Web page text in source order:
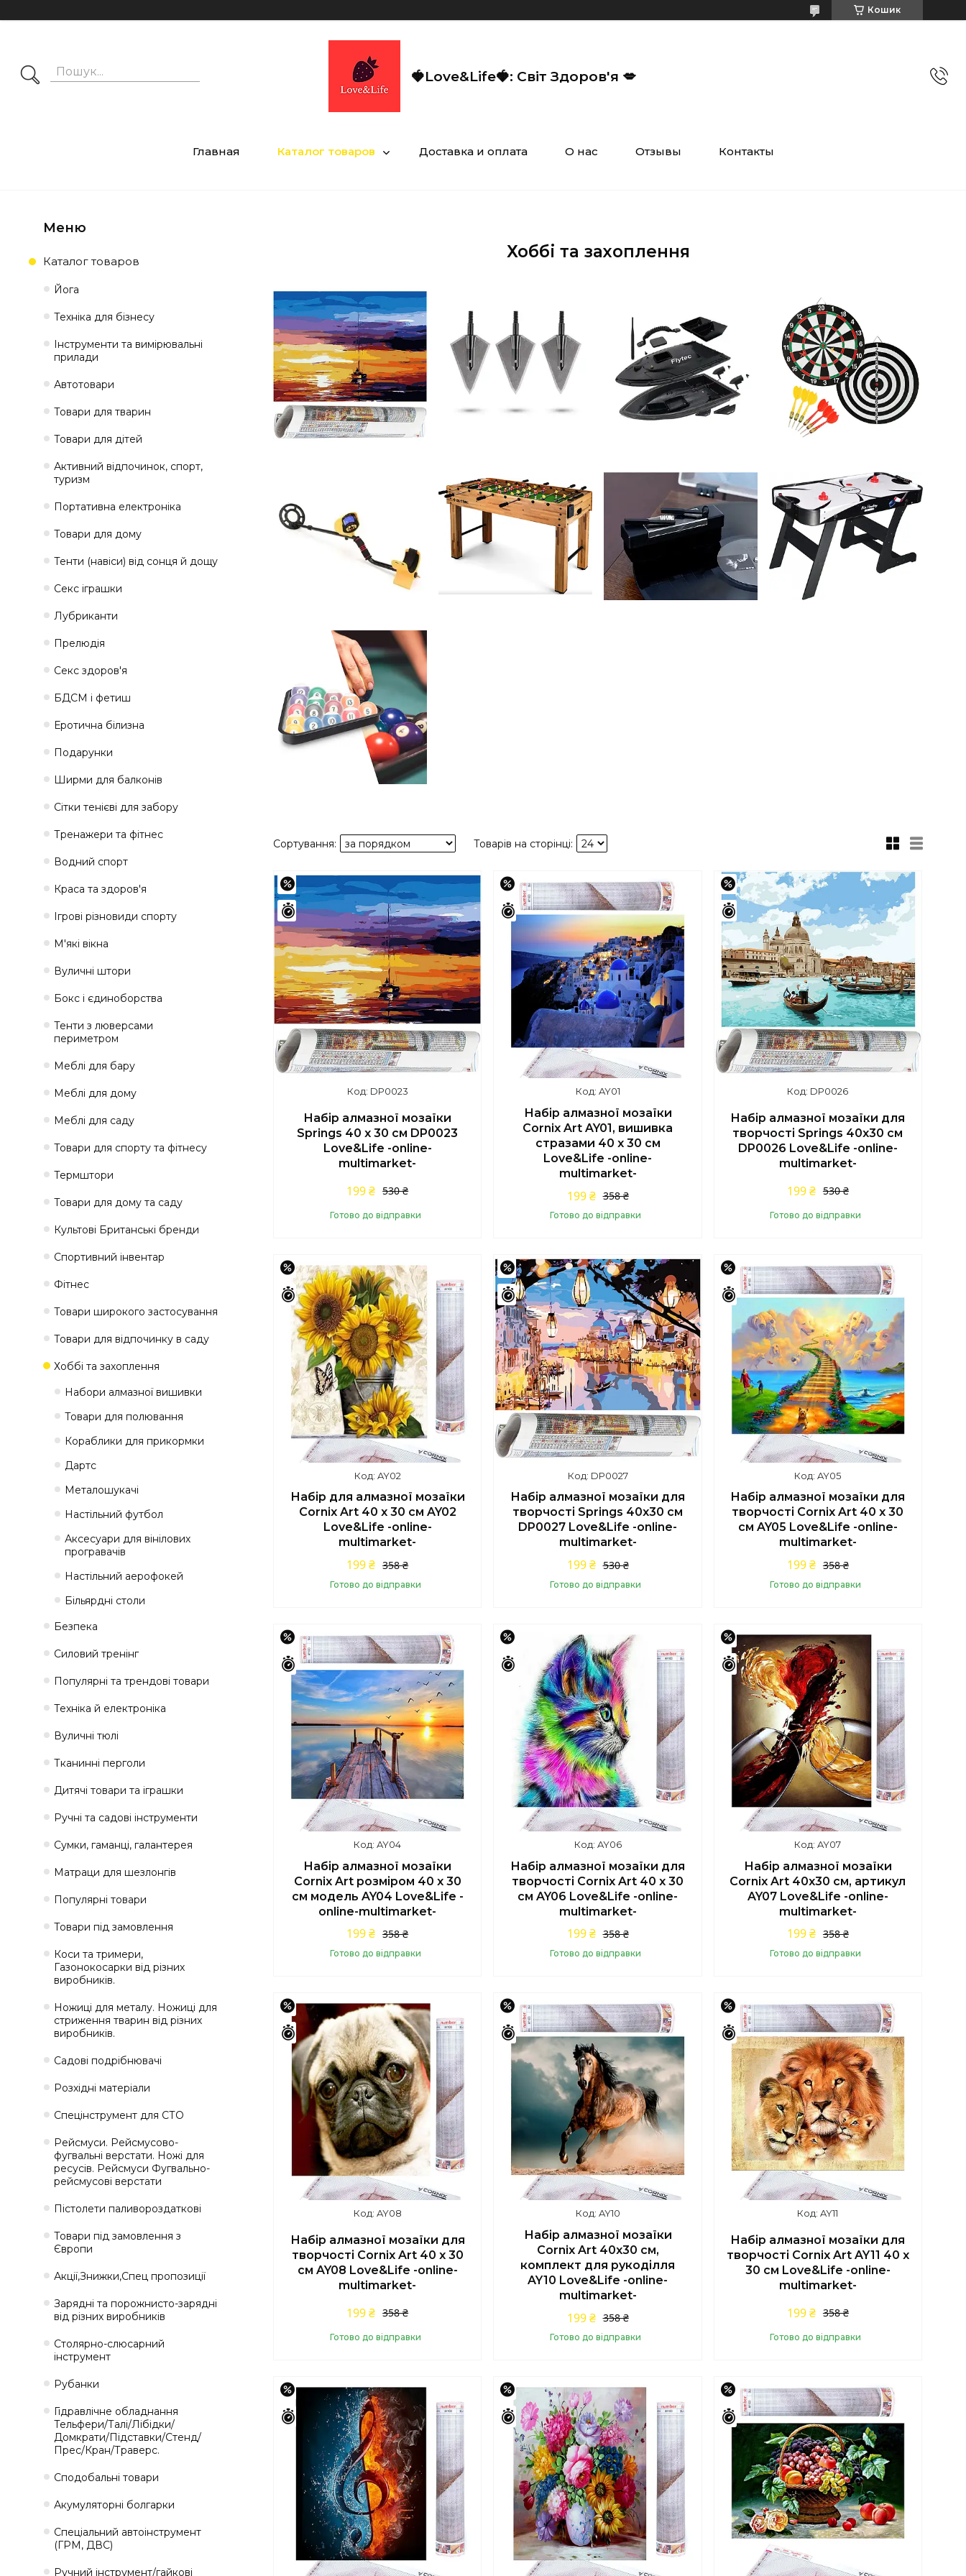
Кошик
🍓Love&Life🍓: Світ Здоров'я 💋
Главная Каталог товаров Доставка и оплата О нас Отзывы Контакты
Хоббі та захоплення
Залишилось 42 дні
DP0023
Набір алмазної мозаїки
Springs 40 x 30 см DP0023
Love&Life -online-
multimarket-
530 ₴
199 ₴
Готово до відправки
–44%
Залишилось 42 дні
AY01
Набір алмазної мозаїки
Cornix Art AY01, вишивка
стразами 40 x 30 см
Love&Life -online-
multimarket-
358 ₴
199 ₴
Готово до відправки
Купити
–62%
Залишилось 42 дні
DP0026
Набір алмазної мозаїки для
творчості Springs 40х30 см
DP0026 Love&Life -online-
multimarket-
530 ₴
199 ₴
Готово до відправки
–44%
Залишилось 42 дні
AY02
Набір для алмазної мозаїки
Cornix Art 40 x 30 см AY02
Love&Life -online-
multimarket-
358 ₴
199 ₴
Готово до відправки
–62%
Залишилось 42 дні
DP0027
Набір алмазної мозаїки для
творчості Springs 40x30 см
DP0027 Love&Life -online-
multimarket-
530 ₴
199 ₴
Готово до відправки
–44%
Залишилось 42 дні
AY05
Набір алмазної мозаїки для
творчості Cornix Art 40 x 30
см AY05 Love&Life -online-
multimarket-
358 ₴
199 ₴
Готово до відправки
–44%
Залишилось 42 дні
AY04
Набір алмазної мозаїки
Cornix Art розміром 40 x 30
см модель AY04 Love&Life -
online-multimarket-
358 ₴
199 ₴
Готово до відправки
Залишилось 42 дні
AY06
Набір алмазної мозаїки для
творчості Cornix Art 40 x 30
см AY06 Love&Life -online-
multimarket-
358 ₴
199 ₴
Готово до відправки
–44%
Залишилось 42 дні
AY07
Набір алмазної мозаїки
Cornix Art 40x30 см, артикул
AY07 Love&Life -online-
multimarket-
358 ₴
199 ₴
Готово до відправки
–44%
Залишилось 42 дні
AY08
Набір алмазної мозаїки для
творчості Cornix Art 40 x 30
см AY08 Love&Life -online-
multimarket-
358 ₴
199 ₴
Готово до відправки
–44%
Залишилось 42 дні
AY10
Набір алмазної мозаїки
Cornix Art 40x30 см,
комплект для рукоділля
AY10 Love&Life -online-
multimarket-
358 ₴
199 ₴
Готово до відправки
–44%
Залишилось 42 дні
AY11
Набір алмазної мозаїки для
творчості Cornix Art AY11 40 x
30 см Love&Life -online-
multimarket-
358 ₴
199 ₴
Готово до відправки
–44%
Залишилось 42 дні
–44%
Залишилось 42 дні
–44%
Залишилось 42 дні
Каталог товаров
Йога
Техніка для бізнесу
Інструменти та вимірювальні
прилади
Автотовари
Товари для тварин
Товари для дітей
Активний відпочинок, спорт,
туризм
Портативна електроніка
Товари для дому
Тенти (навіси) від сонця й дощу
Секс іграшки
Лубриканти
Прелюдія
Секс здоров'я
БДСМ і фетиш
Еротична білизна
Подарунки
Ширми для балконів
Сітки тенієві для забору
Тренажери та фітнес
Водний спорт
Краса та здоров'я
Ігрові різновиди спорту
М'які вікна
Вуличні штори
Бокс і єдиноборства
Тенти з люверсами
периметром
Меблі для бару
Меблі для дому
Меблі для саду
Товари для спорту та фітнесу
Термштори
Товари для дому та саду
Культові Британські бренди
Спортивний інвентар
Фітнес
Товари широкого застосування
Товари для відпочинку в саду
Хоббі та захоплення
Набори алмазної вишивки
Товари для полювання
Кораблики для прикормки
Дартс
Металошукачі
Настільний футбол
Аксесуари для вінілових
програвачів
Настільний аерофокей
Більярдні столи
Безпека
Силовий тренінг
Популярні та трендові товари
Техніка й електроніка
Вуличні тюлі
Тканинні перголи
Дитячі товари та іграшки
Ручні та садові інструменти
Сумки, гаманці, галантерея
Матраци для шезлонгів
Популярні товари
Товари під замовлення
Коси та тримери,
Газонокосарки від різних
виробників.
Ножиці для металу. Ножиці для
стриження тварин від різних
виробників.
Садові подрібнювачі
Розхідні матеріали
Спецінструмент для СТО
Рейсмуси. Рейсмусово-
фугвальні верстати. Ножі для
ресусів. Рейсмуси Фугвально-
рейсмусові верстати
Пістолети паливороздаткові
Товари під замовлення з
Європи
Акції,Знижки,Спец пропозиції
Зарядні та порожнисто-зарядні
від різних виробників
Столярно-слюсарний
інструмент
Рубанки
Гідравлічне обладнання
Тельфери/Талі/Лібідки/
Домкрати/Підставки/Стенд/
Прес/Кран/Траверс.
Сподобальні товари
Акумуляторні болгарки
Спеціальний автоінструмент
(ГРМ, ДВС)
Ручний інструмент/гайкові